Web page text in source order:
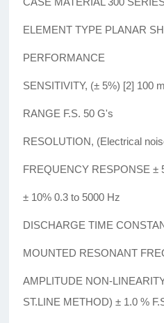
ELEMENT TYPE PLANAR
PERFORMANCE
SENSITIVITY, (± 5%) [2] 100
RANGE F.S. 50 G's
RESOLUTION, (Electrical
FREQUENCY RESPONSE ±
± 10% 0.3 to 5000 Hz
DISCHARGE TIME
MOUNTED RESONANT
AMPLITUDE NON-
ST.LINE METHOD) ± 1.0 %